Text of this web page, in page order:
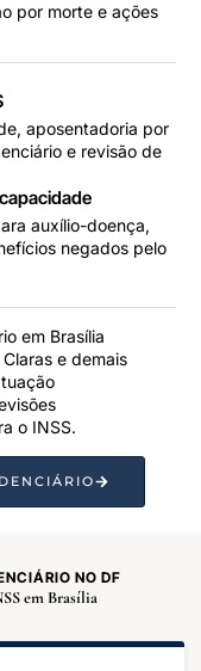
por morte e ações
aposentadoria por
e revisão de
auxílio-doença,
negados pelo
em Brasília
e demais
o INSS.
NO DF
em Brasília